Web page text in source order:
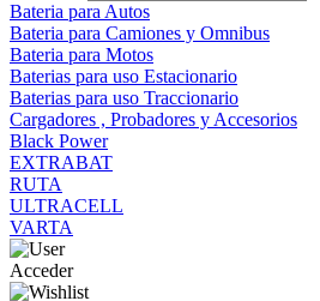
Bateria para Autos
Bateria para Camiones y Omnibus
Bateria para Motos
Baterias para uso Estacionario
Baterias para uso Traccionario
Cargadores , Probadores y Accesorios
Black Power
EXTRABAT
RUTA
ULTRACELL
VARTA
Acceder